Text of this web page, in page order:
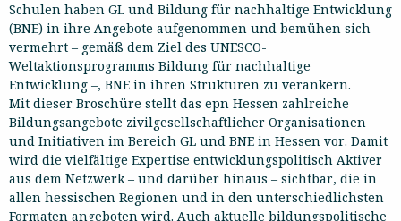
Schulen haben GL und Bildung für nachhaltige Entwicklung
(BNE) in ihre Angebote aufgenommen und bemühen sich
vermehrt – gemäß dem Ziel des UNESCO-
Weltaktionsprogramms Bildung für nachhaltige
Entwicklung –, BNE in ihren Strukturen zu verankern.
Mit dieser Broschüre stellt das epn Hessen zahlreiche
Bildungsangebote zivilgesellschaftlicher Organisationen
und Initiativen im Bereich GL und BNE in Hessen vor. Damit
wird die vielfältige Expertise entwicklungspolitisch Aktiver
aus dem Netzwerk – und darüber hinaus – sichtbar, die in
allen hessischen Regionen und in den unterschiedlichsten
Formaten angeboten wird. Auch aktuelle bildungspolitische